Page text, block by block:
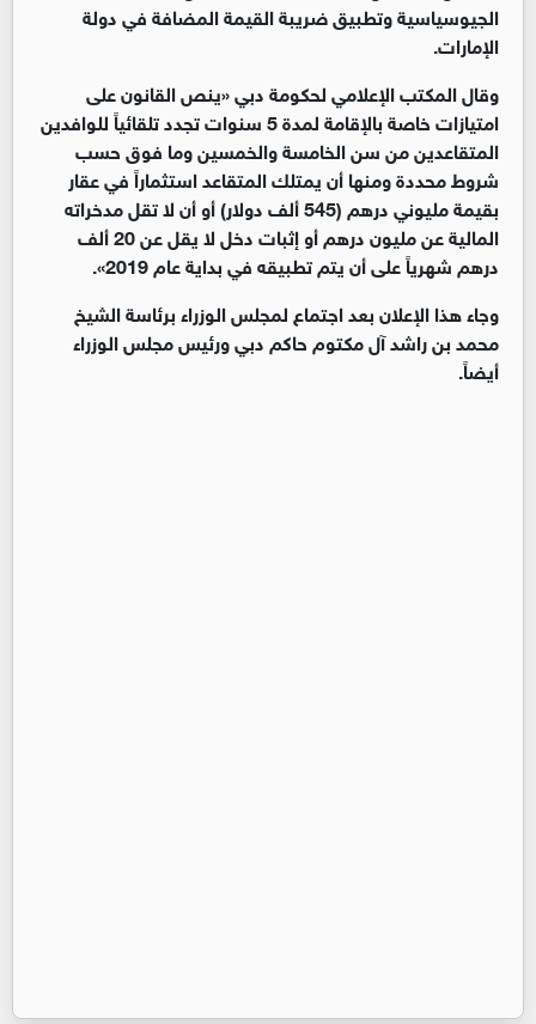
الجيوسياسية وتطبيق ضريبة القيمة المضافة في دولة
الإمارات.
وقال المكتب الإعلامي لحكومة دبي «ينص القانون على
امتيازات خاصة بالإقامة لمدة 5 سنوات تجدد تلقائياً للوافدين
المتقاعدين من سن الخامسة والخمسين وما فوق حسب
شروط محددة ومنها أن يمتلك المتقاعد استثماراً في عقار
بقيمة مليوني درهم (545 ألف دولار) أو أن لا تقل مدخراته
المالية عن مليون درهم أو إثبات دخل لا يقل عن 20 ألف
درهم شهرياً على أن يتم تطبيقه في بداية عام 2019».
وجاء هذا الإعلان بعد اجتماع لمجلس الوزراء برئاسة الشيخ
محمد بن راشد آل مكتوم حاكم دبي ورئيس مجلس الوزراء
أيضاً.